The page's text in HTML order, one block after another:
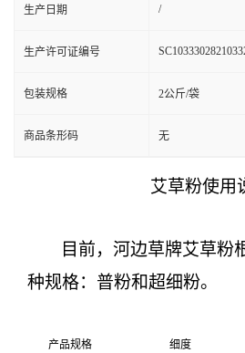
生产日期 /
生产许可证编号
包装规格 2公斤/袋
商品条形码 无
艾草粉使用
目前，河边草牌艾草粉
种规格：普粉和超细粉。
产品规格 细度